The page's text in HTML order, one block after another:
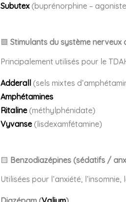
Subutex(buprénorphine –
🟩 Stimulants du système nerveux
Principalement utilisés pour le
Adderall(sels mixtes
Amphétamines
Ritaline(méthylphénidate)
Vyvanse(lisdexamfétamine)
🟨 Benzodiazépines (sédatifs /
Utilisées pour l’anxiété,